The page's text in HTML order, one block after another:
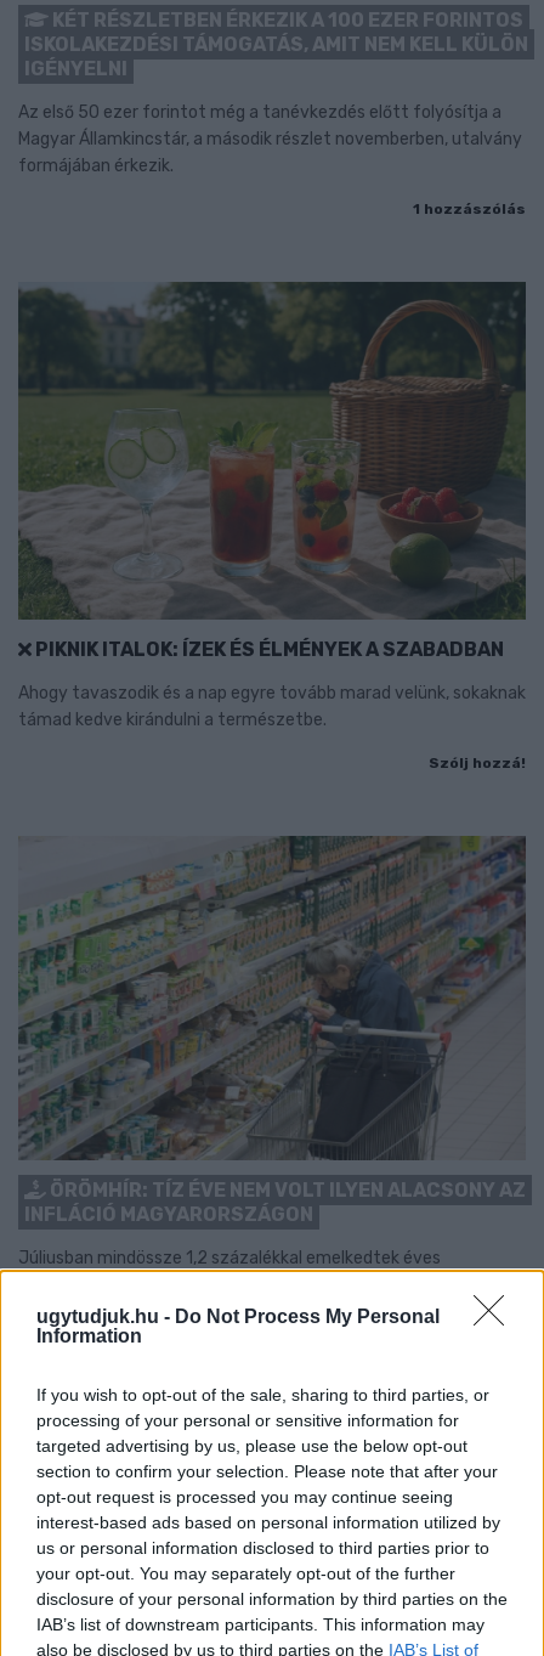
ugytudjuk.hu - Do Not Process My Personal
Information
If you wish to opt-out of the sale, sharing to third parties, or
processing of your personal or sensitive information for
targeted advertising by us, please use the below opt-out
section to confirm your selection. Please note that after your
opt-out request is processed you may continue seeing
interest-based ads based on personal information utilized by
us or personal information disclosed to third parties prior to
your opt-out. You may separately opt-out of the further
disclosure of your personal information by third parties on the
IAB’s list of downstream participants. This information may
also be disclosed by us to third parties on the IAB’s List of
KÉT RÉSZLETBEN ÉRKEZIK A 100 EZER FORINTOS
ISKOLAKEZDÉSI TÁMOGATÁS, AMIT NEM KELL KÜLÖN
IGÉNYELNI
Az első 50 ezer forintot még a tanévkezdés előtt folyósítja a
Magyar Államkincstár, a második részlet novemberben, utalvány
formájában érkezik.
1 hozzászólás
PIKNIK ITALOK: ÍZEK ÉS ÉLMÉNYEK A SZABADBAN
Ahogy tavaszodik és a nap egyre tovább marad velünk, sokaknak
támad kedve kirándulni a természetbe.
Szólj hozzá!
ÖRÖMHÍR: TÍZ ÉVE NEM VOLT ILYEN ALACSONY AZ
INFLÁCIÓ MAGYARORSZÁGON
Júliusban mindössze 1,2 százalékkal emelkedtek éves
már csökkent.